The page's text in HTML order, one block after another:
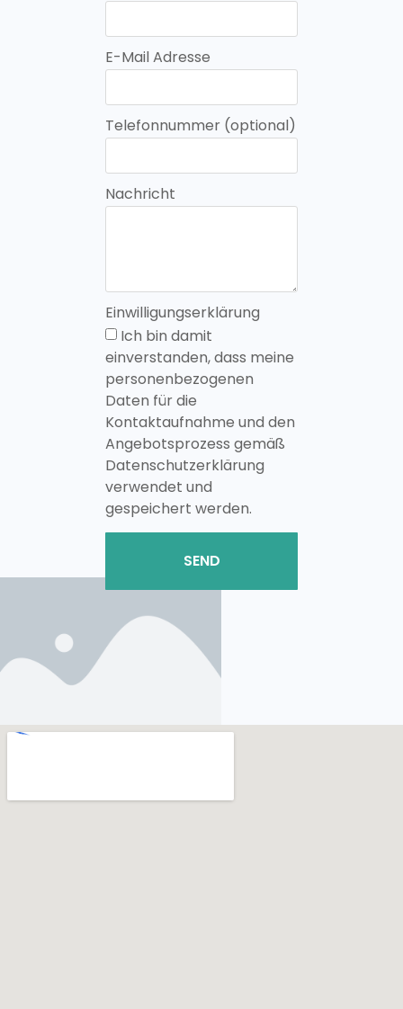
E-Mail Adresse
Telefonnummer (optional)
Nachricht
Einwilligungserklärung
Ich bin damit
einverstanden, dass meine
personenbezogenen
Daten für die
Kontaktaufnahme und den
Angebotsprozess gemäß
Datenschutzerklärung
verwendet und
gespeichert werden.
SEND